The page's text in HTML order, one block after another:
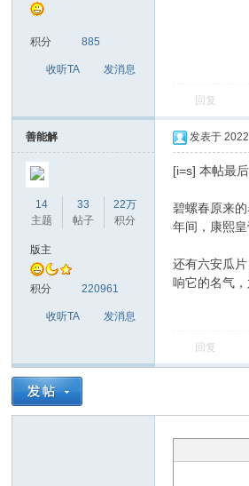
积分 885
收听TA 发消息
回复
善能解
14
主题
33
帖子
22万
积分
版主
积分 220961
收听TA 发消息
发表于
[i=s] 本帖最
碧螺春原来
年间，康熙
还有六安瓜
响它的名气
回复